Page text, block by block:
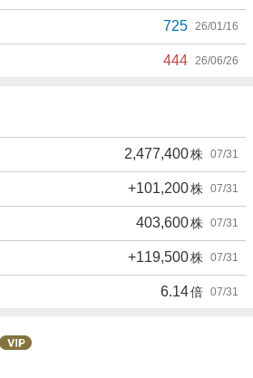
725 26/01/16
444 26/06/26
2,477,400株 07/31
+101,200株 07/31
403,600株 07/31
+119,500株 07/31
6.14倍 07/31